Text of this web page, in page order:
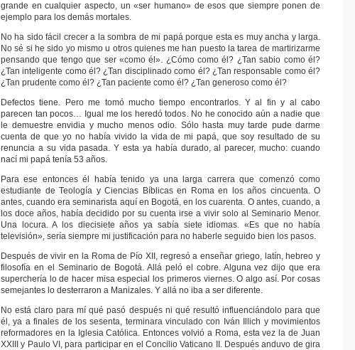
grande en cualquier aspecto, un «ser humano» de esos que siempre ponen de
ejemplo para los demás mortales.
No ha sido fácil crecer a la sombra de mi papá porque esta es muy ancha y larga.
No sé si he sido yo mismo u otros quienes me han puesto la tarea de martirizarme
pensando que tengo que ser «como él». ¿Cómo como él? ¿Tan sabio como él?
¿Tan inteligente como él? ¿Tan disciplinado como él? ¿Tan responsable como él?
¿Tan prudente como él? ¿Tan paciente como él? ¿Tan generoso como él?
Defectos tiene. Pero me tomó mucho tiempo encontrarlos. Y al fin y al cabo
parecen tan pocos… Igual me los heredó todos. No he conocido aún a nadie que
le demuestre envidia y mucho menos odio. Sólo hasta muy tarde pude darme
cuenta de que yo no había vivido la vida de mi papá, que soy resultado de su
renuncia a su vida pasada. Y esta ya había durado, al parecer, mucho: cuando
nací mi papá tenía 53 años.
Para ese entonces él había tenido ya una larga carrera que comenzó como
estudiante de Teología y Ciencias Bíblicas en Roma en los años cincuenta. O
antes, cuando era seminarista aquí en Bogotá, en los cuarenta. O antes, cuando, a
los doce años, había decidido por su cuenta irse a vivir solo al Seminario Menor.
Una locura. A los diecisiete años ya sabía siete idiomas. «Es que no había
televisión», sería siempre mi justificación para no haberle seguido bien los pasos.
Después de vivir en la Roma de Pío XII, regresó a enseñar griego, latín, hebreo y
filosofía en el Seminario de Bogotá. Allá peló el cobre. Alguna vez dijo que era
superchería lo de hacer misa especial los primeros viernes. O algo así. Por cosas
semejantes lo desterraron a Manizales. Y allá no iba a ser diferente.
No está claro para mí qué pasó después ni qué resultó influenciándolo para que
él, ya a finales de los sesenta, terminara vinculado con Iván Illich y movimientos
reformadores en la Iglesia Católica. Entonces volvió a Roma, esta vez la de Juan
XXIII y Paulo VI, para participar en el Concilio Vaticano II. Después anduvo de gira